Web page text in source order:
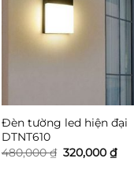
Đèn tường led hiện đại
DTNT610
480,000₫ Giá
gốc
320,000₫Giá
hiện